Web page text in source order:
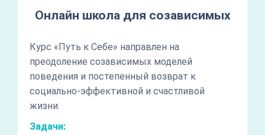
Онлайн школа для созависимых
Курс «Путь к Себе» направлен на
преодоление созависимых моделей
поведения и постепенный возврат к
социально-эффективной и счастливой
жизни.
Задачи: